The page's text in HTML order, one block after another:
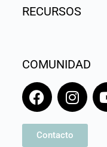
RECURSOS
COMUNIDAD
Contacto